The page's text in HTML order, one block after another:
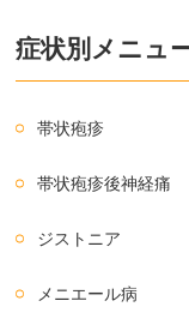
症状別メニュ
帯状疱疹
帯状疱疹後神経痛
ジストニア
メニエール病